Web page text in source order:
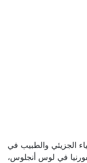
الجزيئي والطبيب في
في لوس أنجلوس،